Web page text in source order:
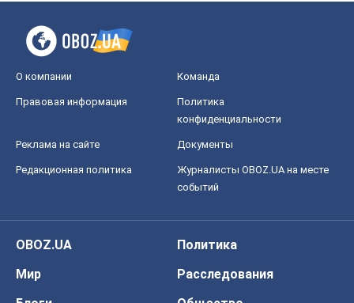
О компании Команда
Правовая информация
Политика
конфиденциальности
Реклама на сайте Документы
Редакционная политика
Журналисты OBOZ.UA на месте
событий
OBOZ.UA
Политика
Мир
Расследования